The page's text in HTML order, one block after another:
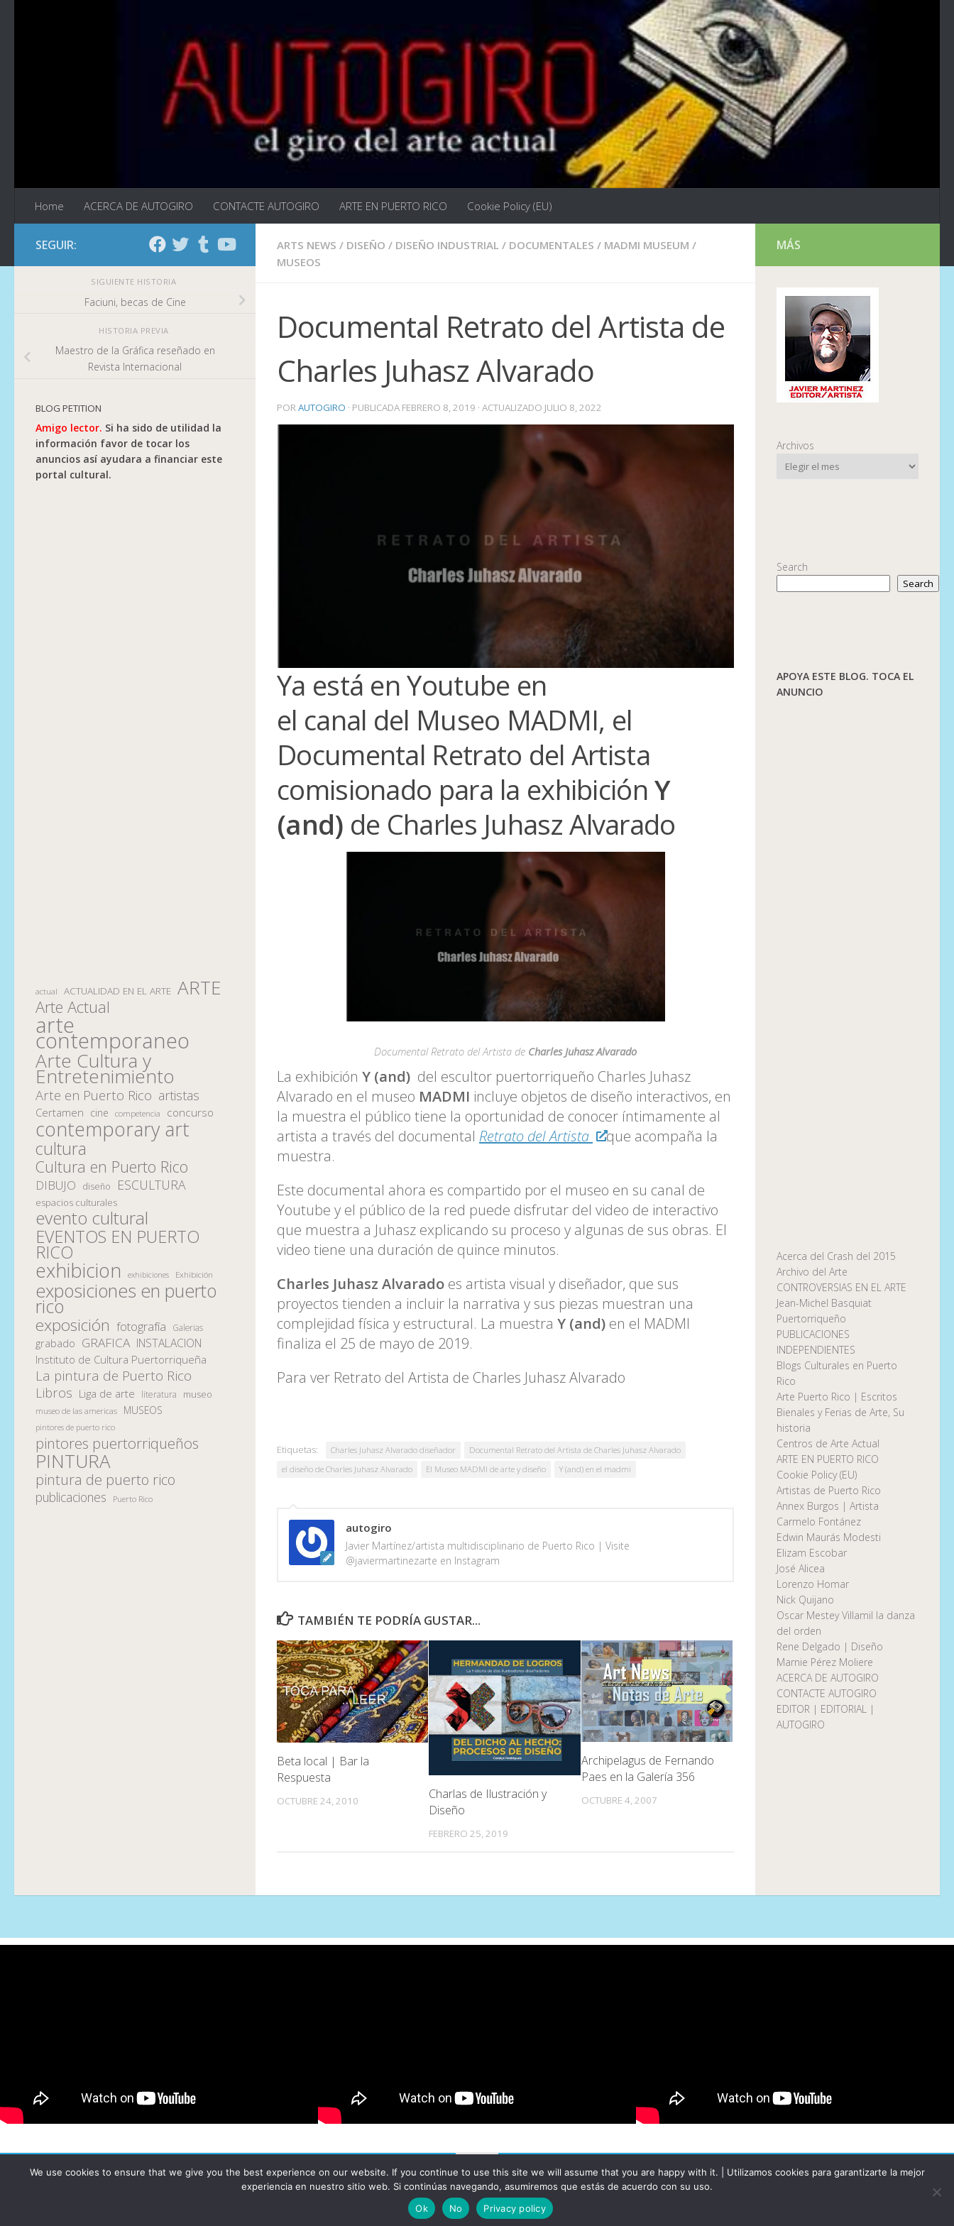
Home ACERCA DE AUTOGIRO CONTACTE AUTOGIRO ARTE EN PUERTO RICO Cookie Policy (EU)
ARTS NEWS / DISEÑO / DISEÑO INDUSTRIAL / DOCUMENTALES / MADMI MUSEUM /
MUSEOS
Documental Retrato del Artista de
Charles Juhasz Alvarado
PORAUTOGIRO · PUBLICADA FEBRERO 8, 2019 · ACTUALIZADO JULIO 8, 2022
Ya está en Youtube en
el canal del Museo MADMI, el
Documental Retrato del Artista
comisionado para la exhibiciónY
(and) de Charles Juhasz Alvarado
Documental Retrato del Artista de Charles Juhasz Alvarado
La exhibición Y (and) del escultor puertorriqueño Charles Juhasz
Alvarado en el museo MADMI incluye objetos de diseño interactivos, en
la muestra el público tiene la oportunidad de conocer íntimamente al
artista a través del documental Retrato del Artista
que acompaña la
muestra.
Este documental ahora es compartido por el museo en su canal de
Youtube y el público de la red puede disfrutar del video de interactivo
que muestra a Juhasz explicando su proceso y algunas de sus obras. El
video tiene una duración de quince minutos.
Charles Juhasz Alvarado es artista visual y diseñador, que sus
proyectos tienden a incluir la narrativa y sus piezas muestran una
complejidad física y estructural. La muestra Y (and) en el MADMI
finaliza el 25 de mayo de 2019.
Para ver Retrato del Artista de Charles Juhasz Alvarado
Etiquetas: Charles Juhasz Alvarado diseñador
Documental Retrato del Artista de Charles Juhasz Alvarado
el diseño de Charles Juhasz Alvarado
El Museo MADMI de arte y diseño Y (and) en el madmi
autogiro
Javier Martínez/artista multidisciplinario de Puerto Rico | Visite
@javiermartinezarte en Instagram
TAMBIÉN TE PODRÍA GUSTAR...
Beta local | Bar la
Respuesta
OCTUBRE 24, 2010
Charlas de Ilustración y
Diseño
FEBRERO 25, 2019
Archipelagus de Fernando
Paes en la Galería 356
OCTUBRE 4, 2007
SEGUIR:
SIGUIENTE HISTORIA
Faciuni, becas de Cine
HISTORIA PREVIA
Maestro de la Gráfica reseñado en
Revista Internacional
BLOG PETITION
Amigo lector. Si ha sido de utilidad la
información favor de tocar los
anuncios así ayudara a financiar este
portal cultural.
actual ACTUALIDAD EN EL ARTE ARTE
Arte Actual
arte
contemporaneo
Arte Cultura y
Entretenimiento
Arte en Puerto Rico artistas
Certamen cine competencia concurso
contemporary art
cultura
Cultura en Puerto Rico
DIBUJO diseño ESCULTURA
espacios culturales
evento cultural
EVENTOS EN PUERTO
RICO
exhibicion exhibiciones Exhibición
exposiciones en puerto
rico
exposición fotografía Galerias
grabado GRAFICA INSTALACION
Instituto de Cultura Puertorriqueña
La pintura de Puerto Rico
Libros Liga de arte literatura museo
museo de las americas MUSEOS
pintores de puerto rico
pintores puertorriqueños
PINTURA
pintura de puerto rico
publicaciones Puerto Rico
MÁS
Archivos
Search
Search
APOYA ESTE BLOG. TOCA EL
ANUNCIO
Acerca del Crash del 2015
Archivo del Arte
CONTROVERSIAS EN EL ARTE
Jean-Michel Basquiat
Puertorriqueño
PUBLICACIONES
INDEPENDIENTES
Blogs Culturales en Puerto
Rico
Arte Puerto Rico | Escritos
Bienales y Ferias de Arte, Su
historia
Centros de Arte Actual
ARTE EN PUERTO RICO
Cookie Policy (EU)
Artistas de Puerto Rico
Annex Burgos | Artista
Carmelo Fontánez
Edwin Maurás Modesti
Elizam Escobar
José Alicea
Lorenzo Homar
Nick Quijano
Oscar Mestey Villamil la danza
del orden
Rene Delgado | Diseño
Marnie Pérez Moliere
ACERCA DE AUTOGIRO
CONTACTE AUTOGIRO
EDITOR | EDITORIAL |
AUTOGIRO
AUTOGIRO/el giro del arte actual © JAVIER MARTINEZ 2026. All Rights Reserved.
We use cookies to ensure that we give you the best experience on our website. If you continue to use this site we will assume that you are happy with it. | Utilizamos cookies para garantizarte la mejor
experiencia en nuestro sitio web. Si continúas navegando, asumiremos que estás de acuerdo con su uso.
Ok
No Privacy policy